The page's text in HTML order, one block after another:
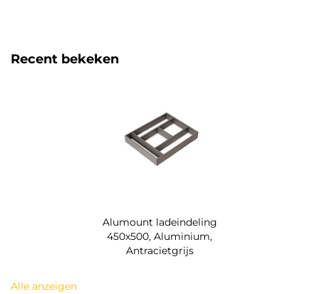
Recent bekeken
Alumount ladeindeling
450x500, Aluminium,
Antracietgrijs
Alle anzeigen